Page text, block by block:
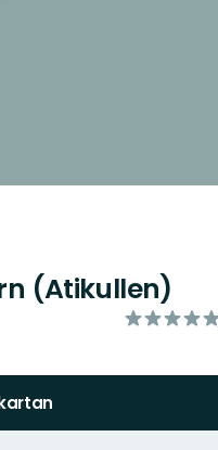
(Atikullen)
av